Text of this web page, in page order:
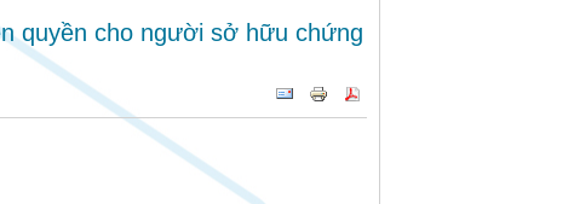
quyền cho người sở hữu chứng